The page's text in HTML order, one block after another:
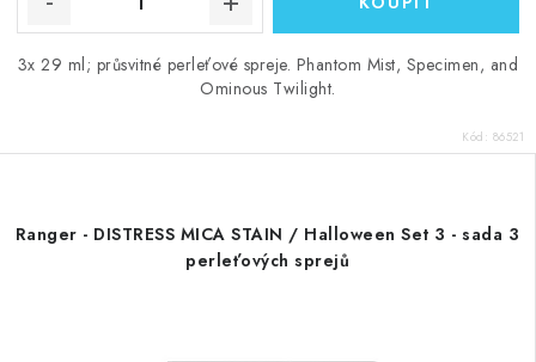
3x 29 ml; průsvitné perleťové spreje. Phantom Mist, Specimen, and
Ominous Twilight.
Kód: 86521
Ranger - DISTRESS MICA STAIN / Halloween Set 3 - sada 3
perleťových sprejů